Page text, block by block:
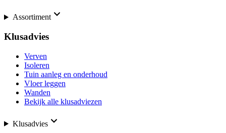
Assortiment
Klusadvies
Verven
Isoleren
Tuin aanleg en onderhoud
Vloer leggen
Wanden
Bekijk alle klusadviezen
Klusadvies